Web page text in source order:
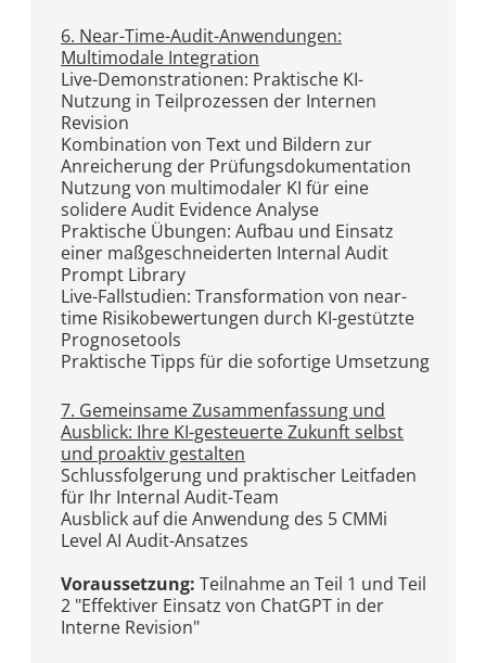
6. Near-Time-Audit-Anwendungen:
Multimodale Integration
Live-Demonstrationen: Praktische KI-
Nutzung in Teilprozessen der Internen
Revision
Kombination von Text und Bildern zur
Anreicherung der Prüfungsdokumentation
Nutzung von multimodaler KI für eine
solidere Audit Evidence Analyse
Praktische Übungen: Aufbau und Einsatz
einer maßgeschneiderten Internal Audit
Prompt Library
Live-Fallstudien: Transformation von near-
time Risikobewertungen durch KI-gestützte
Prognosetools
Praktische Tipps für die sofortige Umsetzung
7. Gemeinsame Zusammenfassung und
Ausblick: Ihre KI-gesteuerte Zukunft selbst
und proaktiv gestalten
Schlussfolgerung und praktischer Leitfaden
für Ihr Internal Audit-Team
Ausblick auf die Anwendung des 5 CMMi
Level AI Audit-Ansatzes
Voraussetzung: Teilnahme an Teil 1 und Teil
2 "Effektiver Einsatz von ChatGPT in der
Interne Revision"